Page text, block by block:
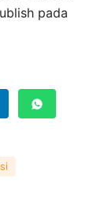
pada